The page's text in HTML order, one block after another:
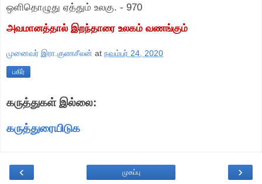
ஒளிதொழுது ஏத்தும் உலகு. - 970
அவமானத்தால் இறந்தாரை உலகம் வணங்கும்
முனைவர் இரா.குணசீலன் at நவம்பர் 24, 2020
பகிர்
கருத்துகள் இல்லை:
கருத்துரையிடுக
‹ ›
முகப்பு